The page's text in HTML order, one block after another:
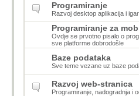
Programiranje
Razvoj desktop aplikacija i
Programiranje za
Ovdje se prvotno pisalo o
sve platforme dobrodošle
Baze podataka
Sve teme vezane uz baze
Razvoj web-stranica
Programiranje, nadogradnja i